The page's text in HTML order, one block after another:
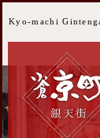
Kyo-machi